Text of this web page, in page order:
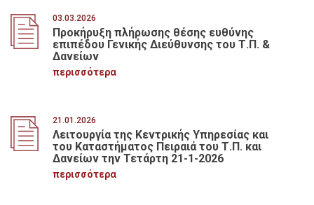
03.03.2026
Προκήρυξη πλήρωσης θέσης ευθύνης
επιπέδου Γενικής Διεύθυνσης του Τ.Π. &
Δανείων
περισσότερα
21.01.2026
Λειτουργία της Κεντρικής Υπηρεσίας και
του Καταστήματος Πειραιά του Τ.Π. και
Δανείων την Τετάρτη 21-1-2026
περισσότερα